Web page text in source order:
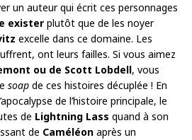
un auteur qui écrit ces personnages
exister plutôt que de les noyer
excelle dans ce domaine. Les
ont leurs failles. Si vous aimez
ou de Scott Lobdell, vous
soap de ces histoires décuplée ! En
de l’histoire principale, le
de Lightning Lass quand à son
de Caméléon après un